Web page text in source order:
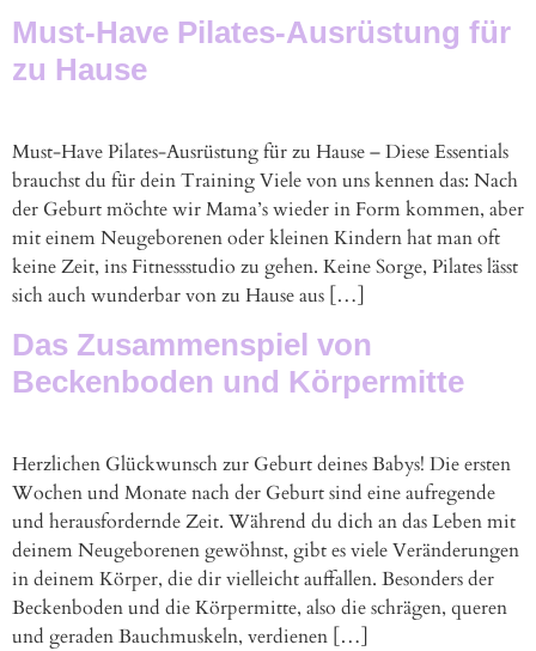
Must-Have Pilates-Ausrüstung für
zu Hause
Must-Have Pilates-Ausrüstung für zu Hause – Diese Essentials
brauchst du für dein Training Viele von uns kennen das: Nach
der Geburt möchte wir Mama’s wieder in Form kommen, aber
mit einem Neugeborenen oder kleinen Kindern hat man oft
keine Zeit, ins Fitnessstudio zu gehen. Keine Sorge, Pilates lässt
sich auch wunderbar von zu Hause aus […]
Das Zusammenspiel von
Beckenboden und Körpermitte
Herzlichen Glückwunsch zur Geburt deines Babys! Die ersten
Wochen und Monate nach der Geburt sind eine aufregende
und herausfordernde Zeit. Während du dich an das Leben mit
deinem Neugeborenen gewöhnst, gibt es viele Veränderungen
in deinem Körper, die dir vielleicht auffallen. Besonders der
Beckenboden und die Körpermitte, also die schrägen, queren
und geraden Bauchmuskeln, verdienen […]